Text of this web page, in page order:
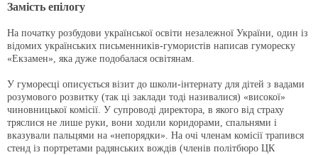
Замість епілогу
На початку розбудови української освіти незалежної України, один із
відомих українських письменників-гумористів написав гумореску
«Екзамен», яка дуже подобалася освітянам.
У гуморесці описується візит до школи-інтернату для дітей з вадами
розумового розвитку (так ці заклади тоді називалися) «високої»
чиновницької комісії. У супроводі директора, в якого від страху
тряслися не лише руки, вони ходили коридорами, спальнями і
вказували пальцями на «непорядки». На очі членам комісії трапився
стенд із портретами радянських вождів (членів політбюро ЦК